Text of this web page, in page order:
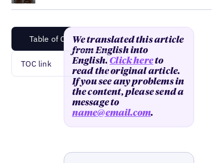
Table of Content
TOC link
We translated this article
from English into
English.Click hereto
read the original article.
If you see any problems in
the content, please send a
message to
name@email.com.